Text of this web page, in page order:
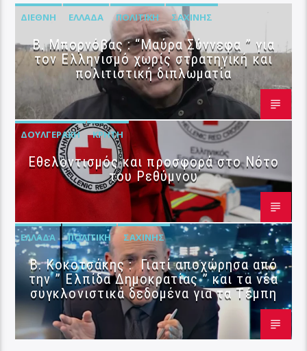
ΔΙΕΘΝΉ ΕΛΛΆΔΑ ΠΟΛΙΤΙΚΉ ΣΑΧΊΝΗΣ
B. Μπορνόβας : “Μαύρα Σύννεφα ” για
τον Ελληνισμό χωρίς στρατηγική και
πολιτιστική διπλωματία
ΔΟΥΛΓΕΡΆΚΗ ΚΡΉΤΗ
Εθελοντισμός και προσφορά στο Νότο
του Ρεθύμνου
ΕΛΛΆΔΑ ΠΟΛΙΤΙΚΉ ΣΑΧΊΝΗΣ
Β. Κοκοτσάκης : Γιατί αποχώρησα από
την ” Ελπίδα Δημοκρατίας ” και τα νέα
συγκλονιστικά δεδομένα για τα Τέμπη